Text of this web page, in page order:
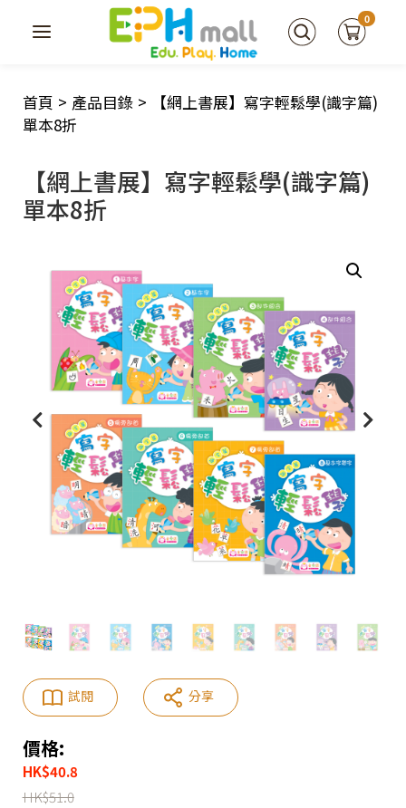
0
首頁 > 產品目錄 >
【網上書展】寫字輕鬆學(識字篇)
單本8折
【網上書展】寫字輕鬆學(識字篇)
單本8折
價格:
HK$40.8
HK$51.0
試閱 分享